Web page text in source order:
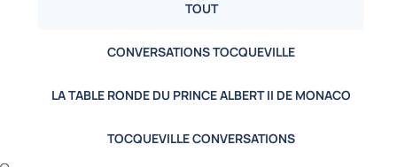
CONVERSATIONS TOCQUEVILLE
LA TABLE RONDE DU PRINCE ALBERT II DE MONACO
TOCQUEVILLE CONVERSATIONS
TOUT